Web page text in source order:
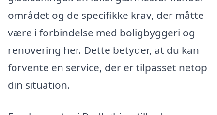
området og de specifikke krav, der måtte
være i forbindelse med boligbyggeri og
renovering her. Dette betyder, at du kan
forvente en service, der er tilpasset netop
din situation.